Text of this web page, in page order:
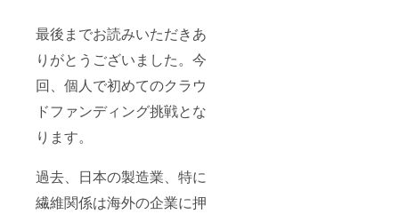
最後までお読みいただきあ
りがとうございました。今
回、個人で初めてのクラウ
ドファンディング挑戦とな
ります。
過去、日本の製造業、特に
繊維関係は海外の企業に押